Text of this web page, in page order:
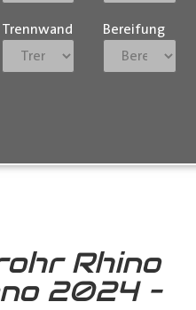
Trennwand Bereifung
Rhino
2024 –